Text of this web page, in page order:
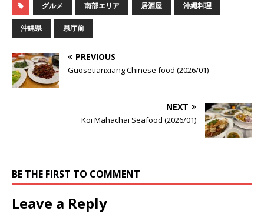
グルメ 南部エリア 居酒屋 沖縄料理
沖縄県 県庁前
PREVIOUS
Guosetianxiang Chinese food (2026/01)
NEXT
Koi Mahachai Seafood (2026/01)
BE THE FIRST TO COMMENT
Leave a Reply